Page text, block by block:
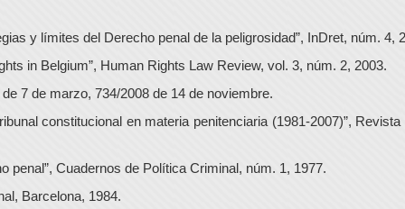
y límites del Derecho penal de la peligrosidad”, InDret, núm. 4,
in Belgium”, Human Rights Law Review, vol. 3, núm. 2, 2003.
7 de marzo, 734/2008 de 14 de noviembre.
constitucional en materia penitenciaria (1981-2007)”,
penal”, Cuadernos de Política Criminal, núm. 1, 1977.
Barcelona, 1984.